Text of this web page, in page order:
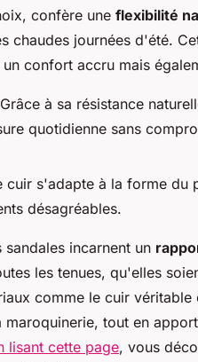
confère une flexibilité
chaudes journées d'été.
un confort accru mais
à sa résistance
quotidienne sans
cuir s'adapte à la forme du
désagréables.
incarnent un
les tenues, qu'elles
comme le cuir
maroquinerie, tout en
lisant cette page, vous